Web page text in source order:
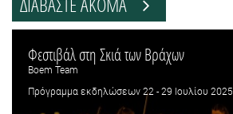
Φεστιβάλ στη Σκιά των Βράχων
Boem Team
Πρόγραμμα εκδηλώσεων 22 - 29 Ιουλίου 2025